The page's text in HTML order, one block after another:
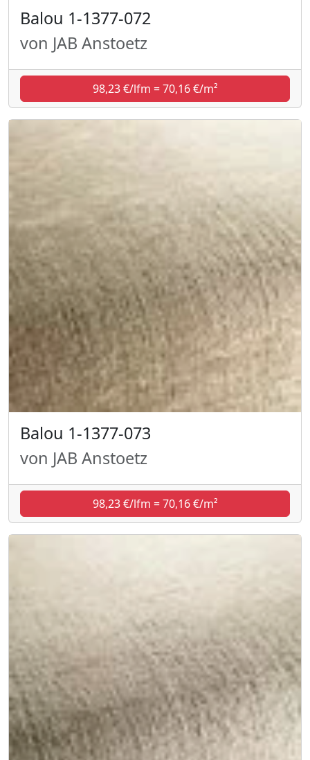
Balou 1-1377-072
von JAB Anstoetz
98,23 €/lfm = 70,16 €/m²
Balou 1-1377-073
von JAB Anstoetz
98,23 €/lfm = 70,16 €/m²